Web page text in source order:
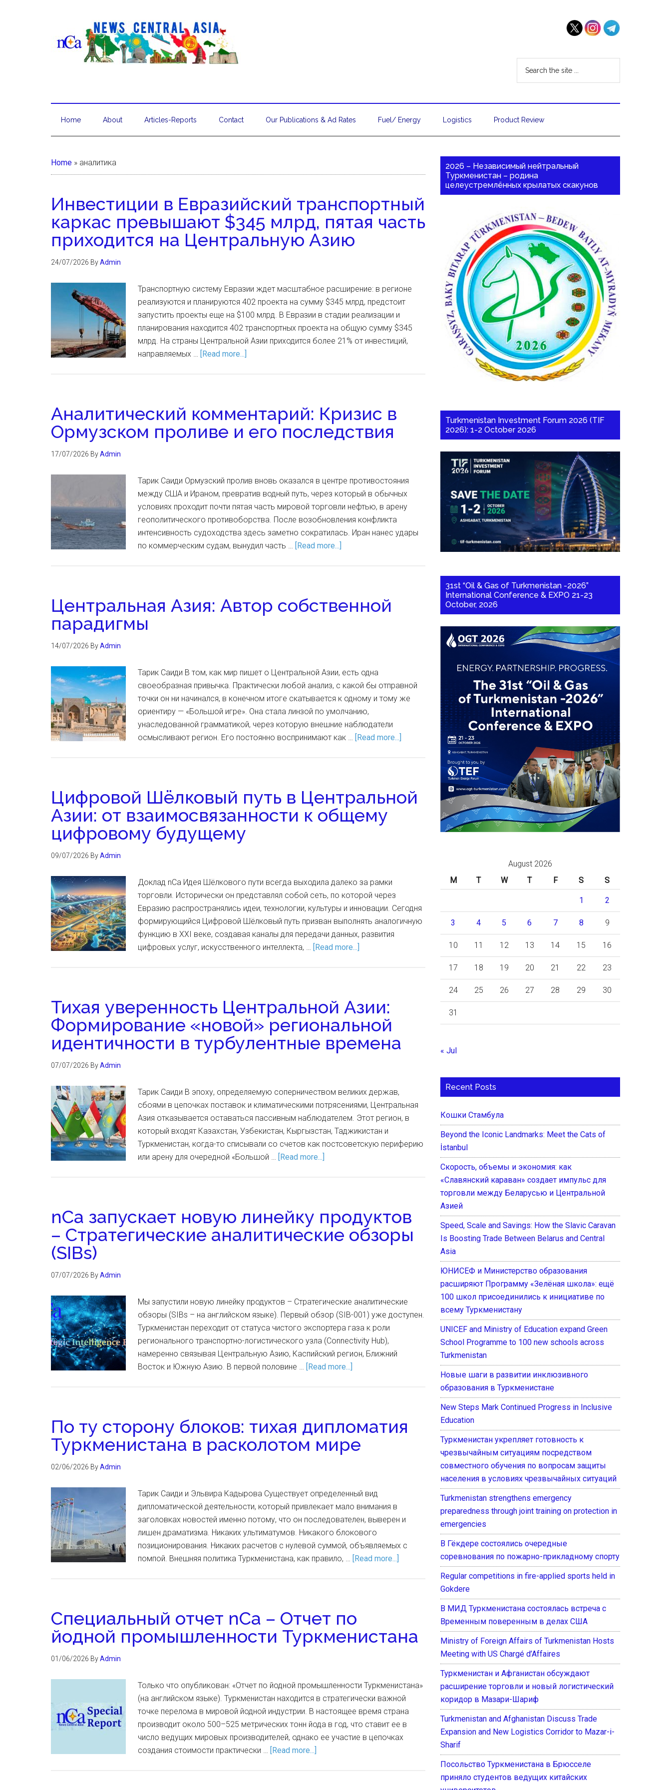
Home About Articles-Reports Contact Our Publications & Ad Rates Fuel/ Energy Logistics Product Review
Home » аналитика
Инвестиции в Евразийский транспортный
каркас превышают $345 млрд, пятая часть
приходится на Центральную Азию
24/07/2026 ByAdmin
Транспортную систему Евразии ждет масштабное расширение: в регионе
реализуются и планируются 402 проекта на сумму $345 млрд, предстоит
запустить проекты еще на $100 млрд. В Евразии в стадии реализации и
планирования находится 402 транспортных проекта на общую сумму $345
млрд. На страны Центральной Азии приходится более 21% от инвестиций,
направляемых … [Read more...]
Аналитический комментарий: Кризис в
Ормузском проливе и его последствия
17/07/2026 ByAdmin
Тарик Саиди Ормузский пролив вновь оказался в центре противостояния
между США и Ираном, превратив водный путь, через который в обычных
условиях проходит почти пятая часть мировой торговли нефтью, в арену
геополитического противоборства. После возобновления конфликта
интенсивность судоходства здесь заметно сократилась. Иран нанес удары
по коммерческим судам, вынудил часть … [Read more...]
Центральная Азия: Автор собственной
парадигмы
14/07/2026 ByAdmin
Тарик Саиди В том, как мир пишет о Центральной Азии, есть одна
своеобразная привычка. Практически любой анализ, с какой бы отправной
точки он ни начинался, в конечном итоге скатывается к одному и тому же
ориентиру — «Большой игре». Она стала линзой по умолчанию,
унаследованной грамматикой, через которую внешние наблюдатели
осмысливают регион. Его постоянно воспринимают как … [Read more...]
Цифровой Шёлковый путь в Центральной
Азии: от взаимосвязанности к общему
цифровому будущему
09/07/2026 ByAdmin
Доклад nCa Идея Шёлкового пути всегда выходила далеко за рамки
торговли. Исторически он представлял собой сеть, по которой через
Евразию распространялись идеи, технологии, культуры и инновации. Сегодня
формирующийся Цифровой Шёлковый путь призван выполнять аналогичную
функцию в XXI веке, создавая каналы для передачи данных, развития
цифровых услуг, искусственного интеллекта, … [Read more...]
Тихая уверенность Центральной Азии:
Формирование «новой» региональной
идентичности в турбулентные времена
07/07/2026 ByAdmin
Тарик Саиди В эпоху, определяемую соперничеством великих держав,
сбоями в цепочках поставок и климатическими потрясениями, Центральная
Азия отказывается оставаться пассивным наблюдателем. Этот регион, в
который входят Казахстан, Узбекистан, Кыргызстан, Таджикистан и
Туркменистан, когда-то списывали со счетов как постсоветскую периферию
или арену для очередной «Большой … [Read more...]
nCa запускает новую линейку продуктов
– Стратегические аналитические обзоры
(SIBs)
07/07/2026 ByAdmin
Мы запустили новую линейку продуктов – Стратегические аналитические
обзоры (SIBs – на английском языке). Первый обзор (SIB-001) уже доступен.
Туркменистан переходит от статуса чистого экспортера газа к роли
регионального транспортно-логистического узла (Connectivity Hub),
намеренно связывая Центральную Азию, Каспийский регион, Ближний
Восток и Южную Азию. В первой половине … [Read more...]
По ту сторону блоков: тихая дипломатия
Туркменистана в расколотом мире
02/06/2026 ByAdmin
Тарик Саиди и Эльвира Кадырова Существует определенный вид
дипломатической деятельности, который привлекает мало внимания в
заголовках новостей именно потому, что он последователен, выверен и
лишен драматизма. Никаких ультиматумов. Никакого блокового
позиционирования. Никаких расчетов с нулевой суммой, объявляемых с
помпой. Внешняя политика Туркменистана, как правило, … [Read more...]
Специальный отчет nCa – Отчет по
йодной промышленности Туркменистана
01/06/2026 ByAdmin
Только что опубликован: «Отчет по йодной промышленности Туркменистана»
(на английском языке). Туркменистан находится в стратегически важной
точке перелома в мировой йодной индустрии. В настоящее время страна
производит около 500–525 метрических тонн йода в год, что ставит ее в
число ведущих мировых производителей, однако ее участие в цепочках
создания стоимости практически … [Read more...]
2026 – Независимый нейтральный
Туркменистан – родина
целеустремлённых крылатых скакунов
Turkmenistan Investment Forum 2026 (TIF
2026): 1-2 October 2026
31st “Oil & Gas of Turkmenistan -2026”
International Conference & EXPO 21-23
October, 2026
August 2026
M
T W T F S S
1 2
3 4 5 6 7 8 9
10 11 12 13 14 15 16
17 18 19 20 21 22 23
24 25 26 27 28 29 30
31
« Jul
Recent Posts
Кошки Стамбула
Beyond the Iconic Landmarks: Meet the Cats of
İstanbul
Скорость, объемы и экономия: как
«Славянский караван» создает импульс для
торговли между Беларусью и Центральной
Азией
Speed, Scale and Savings: How the Slavic Caravan
Is Boosting Trade Between Belarus and Central
Asia
ЮНИСЕФ и Министерство образования
расширяют Программу «Зелёная школа»: ещё
100 школ присоединились к инициативе по
всему Туркменистану
UNICEF and Ministry of Education expand Green
School Programme to 100 new schools across
Turkmenistan
Новые шаги в развитии инклюзивного
образования в Туркменистане
New Steps Mark Continued Progress in Inclusive
Education
Туркменистан укрепляет готовность к
чрезвычайным ситуациям посредством
совместного обучения по вопросам защиты
населения в условиях чрезвычайных ситуаций
Turkmenistan strengthens emergency
preparedness through joint training on protection in
emergencies
В Гёкдере состоялись очередные
соревнования по пожарно-прикладному спорту
Regular competitions in fire-applied sports held in
Gokdere
В МИД Туркменистана состоялась встреча с
Временным поверенным в делах США
Ministry of Foreign Affairs of Turkmenistan Hosts
Meeting with US Chargé d’Affaires
Туркменистан и Афганистан обсуждают
расширение торговли и новый логистический
коридор в Мазари-Шариф
Turkmenistan and Afghanistan Discuss Trade
Expansion and New Logistics Corridor to Mazar-i-
Sharif
Посольство Туркменистана в Брюсселе
приняло студентов ведущих китайских